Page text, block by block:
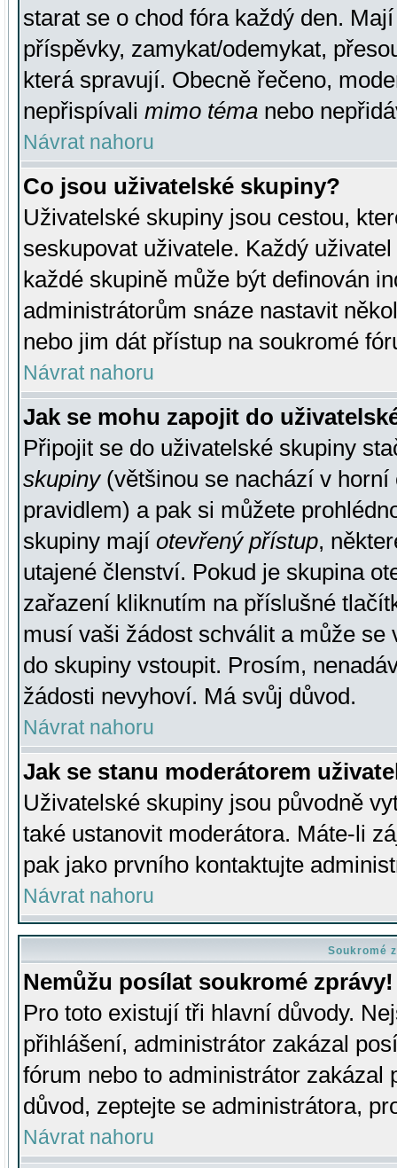
starat se o chod fóra každý den.
příspěvky, zamykat/odemykat,
která spravují. Obecně řečeno,
nepřispívali mimo téma nebo
Návrat nahoru
Co jsou uživatelské skupiny?
Uživatelské skupiny jsou cestou,
seskupovat uživatele. Každý
každé skupině může být definován
administrátorům snáze nastavit
nebo jim dát přístup na soukromé
Návrat nahoru
Jak se mohu zapojit do
Připojit se do uživatelské skupiny
skupiny(většinou se nachází v horní
pravidlem) a pak si můžete
skupiny mají otevřený přístup,
utajené členství. Pokud je skupina
zařazení kliknutím na příslušné
musí vaši žádost schválit a může se
do skupiny vstoupit. Prosím,
žádosti nevyhoví. Má svůj důvod.
Návrat nahoru
Jak se stanu moderátorem
Uživatelské skupiny jsou původně
také ustanovit moderátora. Máte-li
pak jako prvního kontaktujte
Návrat nahoru
Soukromé
Nemůžu posílat soukromé zprávy!
Pro toto existují tři hlavní důvody.
přihlášení, administrátor zakázal
fórum nebo to administrátor zakázal
důvod, zeptejte se administrátora,
Návrat nahoru